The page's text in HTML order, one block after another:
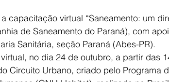
capacitação virtual “Saneamento: um
de Saneamento do Paraná), com
Sanitária, seção Paraná (Abes-PR).
no dia 24 de outubro, a partir das
Circuito Urbano, criado pelo Programa